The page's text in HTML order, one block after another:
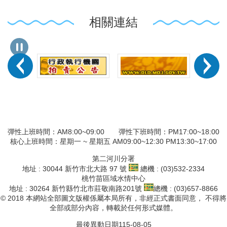
相關連結
彈性上班時間：AM8:00~09:00 彈性下班時間：PM17:00~18:00
核心上班時間：星期一 ~ 星期五 AM09:00~12:30 PM13:30~17:00
第二河川分署
地址 : 30044 新竹市北大路 97 號
總機 : (03)532-2334
桃竹苗區域水情中心
地址 : 30264 新竹縣竹北市莊敬南路201號
總機 : (03)657-8866
© 2018 本網站全部圖文版權係屬本局所有，非經正式書面同意， 不得將
全部或部分內容，轉載於任何形式媒體。
最後異動日期115-08-05